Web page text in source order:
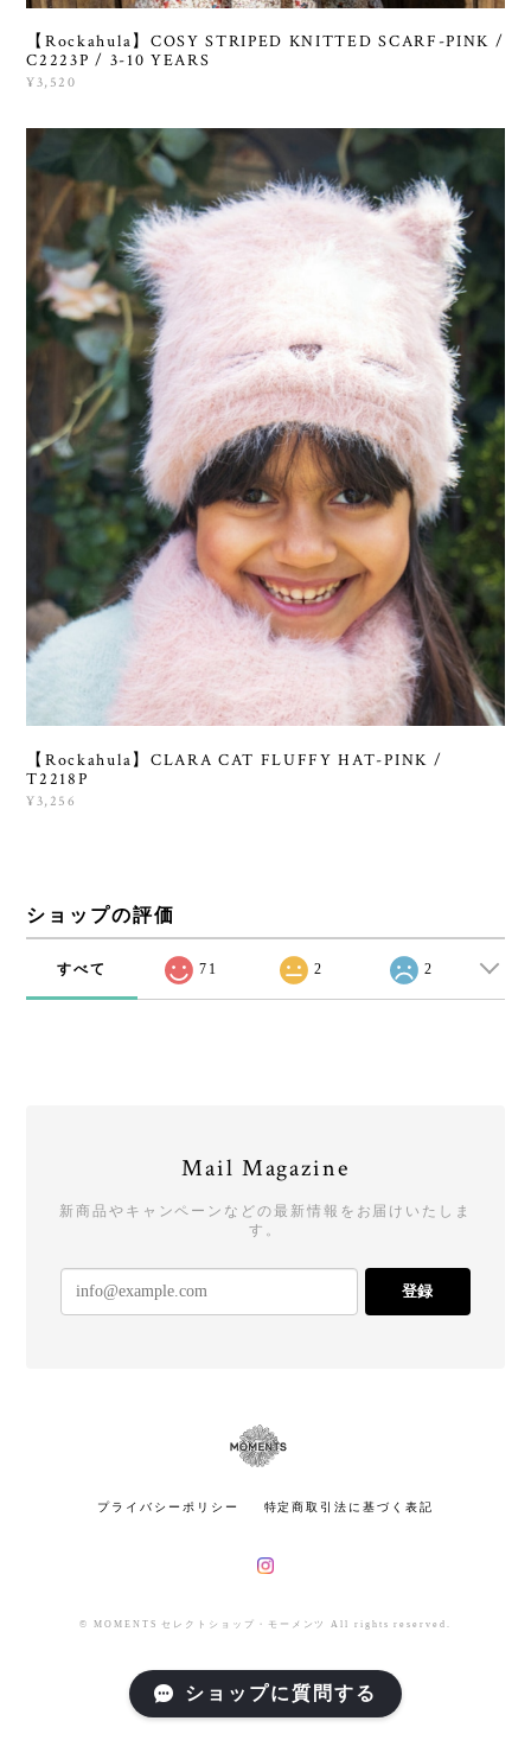
【Rockahula】COSY STRIPED KNITTED SCARF-PINK /
C2223P / 3-10 YEARS
¥3,520
【Rockahula】CLARA CAT FLUFFY HAT-PINK /
T2218P
¥3,256
ショップの評価
すべて 71 2 2
Mail Magazine
新商品やキャンペーンなどの最新情報をお届けいたしま
す。
登録
プライバシーポリシー 特定商取引法に基づく表記
© MOMENTS セレクトショップ・モーメンツ All rights reserved.
ショップに質問する